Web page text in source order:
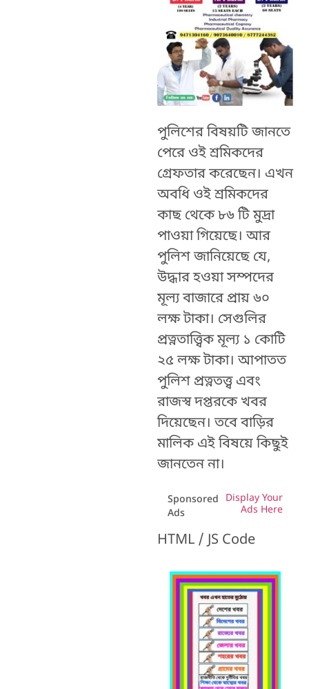
পুলিশের বিষয়টি জানতে
পেরে ওই শ্রমিকদের
গ্রেফতার করেছেন। এখন
অবধি ওই শ্রমিকদের
কাছ থেকে ৮৬ টি মুদ্রা
পাওয়া গিয়েছে। আর
পুলিশ জানিয়েছে যে,
উদ্ধার হওয়া সম্পদের
মূল্য বাজারে প্রায় ৬০
লক্ষ টাকা। সেগুলির
প্রত্নতাত্ত্বিক মূল্য ১ কোটি
২৫ লক্ষ টাকা। আপাতত
পুলিশ প্রত্নতত্ত্ব এবং
রাজস্ব দপ্তরকে খবর
দিয়েছেন। তবে বাড়ির
মালিক এই বিষয়ে কিছুই
জানতেন না।
Sponsored
Ads
Display Your
Ads Here
HTML / JS Code